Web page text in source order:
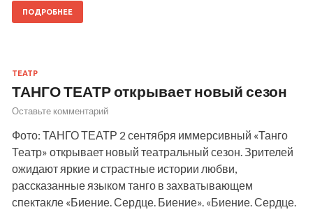
ПОДРОБНЕЕ
ТЕАТР
ТАНГО ТЕАТР открывает новый сезон
Оставьте комментарий
Фото: ТАНГО ТЕАТР 2 сентября иммерсивный «Танго
Театр» открывает новый театральный сезон. Зрителей
ожидают яркие и страстные истории любви,
рассказанные языком танго в захватывающем
спектакле «Биение. Сердце. Биение». «Биение. Сердце.